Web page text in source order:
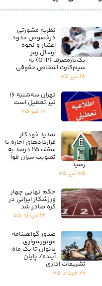
نظریه مشورتی
درخصوص حدود
اعتبار و نحوه
ارسال رمز
یک‌بارمصرف (OTP) به
سیم‌کارت اشخاص حقوقی
۱۸ تیر ۰۵
تهران سه‌شنبه ۱۶
تیر تعطیل است
۱۰ تیر ۰۵
تمدید خودکار
قراردادهای اجاره با
سقف ۲۵ درصد به
تصویب سران قوا
رسید
۰۵ تیر ۰۵
حکم نهایی چهار
ورزشکار ایرانی در
کره صادر شد
۲۲ خرداد ۰۵
صدور گواهینامه
موتورسواری
بانوان تا یک ماه
آینده/ پایان
تشریفات اداری
۲۰ خرداد ۰۵